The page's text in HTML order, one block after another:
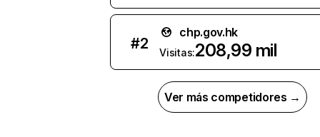
#2
chp.gov.hk
Visitas:208,99 mil
Ver más competidores →